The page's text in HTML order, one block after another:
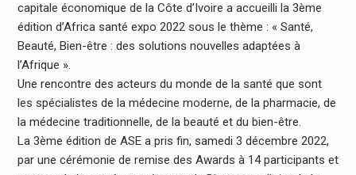
capitale économique de la Côte d’Ivoire a accueilli la 3ème
édition d’Africa santé expo 2022 sous le thème : « Santé,
Beauté, Bien-être : des solutions nouvelles adaptées à
l’Afrique ».
Une rencontre des acteurs du monde de la santé que sont
les spécialistes de la médecine moderne, de la pharmacie, de
la médecine traditionnelle, de la beauté et du bien-être.
La 3ème édition de ASE a pris fin, samedi 3 décembre 2022,
par une cérémonie de remise des Awards à 14 participants et